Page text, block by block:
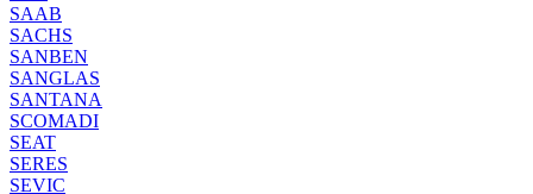
SAAB
SACHS
SANBEN
SANGLAS
SANTANA
SCOMADI
SEAT
SERES
SEVIC